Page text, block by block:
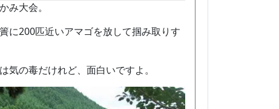
み大会。
に200匹近いアマゴを放して掴み取りす
気の毒だけれど、面白いですよ。